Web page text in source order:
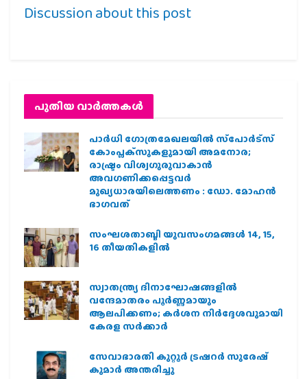
Discussion about this post
പുതിയ വാര്‍ത്തകള്‍
പാര്‍ധി ഗോത്രമേഖലയില്‍ സ്‌പോര്‍ട്‌സ്
കോംപ്ലക്‌സുകളുമായി അമനോര;
രാഷ്ട്രം വിശ്വഗുരുവാകാന്‍
അവഗണിക്കപ്പെട്ടവര്‍
മുഖ്യധാരയിലെത്തണം : ഡോ. മോഹന്‍
ഭാഗവത്
സംഘശതാബ്ദി യുവസംഗമങ്ങള്‍ 14, 15,
16 തീയതികളില്‍
സ്വാതന്ത്ര്യ ദിനാഘോഷങ്ങളിൽ
വന്ദേമാതരം പൂർണ്ണമായും
ആലപിക്കണം; കർശന നിർദ്ദേശവുമായി
കേരള സർക്കാർ
സേവാഭാരതി കുറ്റൂർ ട്രഷറർ സുരേഷ്
കുമാർ അന്തരിച്ചു